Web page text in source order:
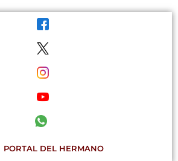
PORTAL DEL HERMANO